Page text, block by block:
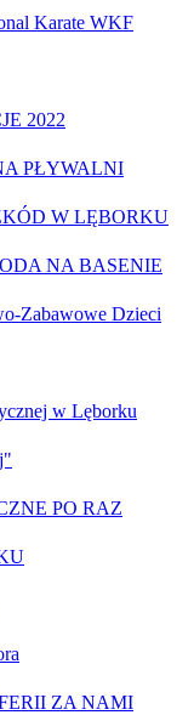
Karate WKF
2022
PŁYWALNI
W LĘBORKU
NA BASENIE
Zabawowe Dzieci
w Lęborku
PO RAZ
ZA NAMI